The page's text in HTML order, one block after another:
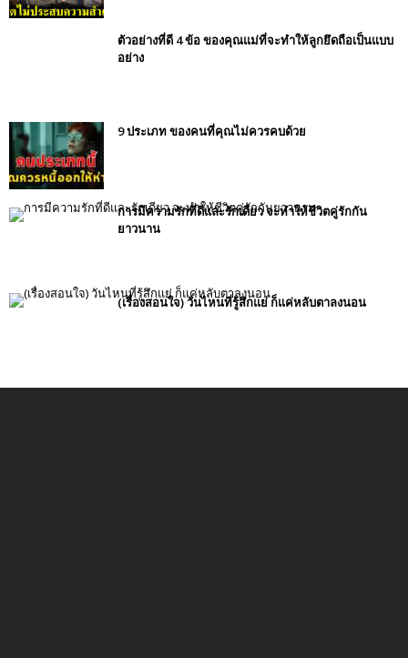
ตัวอย่างที่ดี 4 ข้อ ของคุณแม่ที่จะทำให้ลูกยึดถือเป็นแบบ
อย่าง
9 ประเภท ของคนที่คุณไม่ควรคบด้วย
การมีความรักที่ดีและรักเดียว จะทำให้ชีวิตคู่รักกัน
ยาวนาน
(เรื่องสอนใจ) วันไหนที่รู้สึกแย่ ก็แค่หลับตาลงนอน